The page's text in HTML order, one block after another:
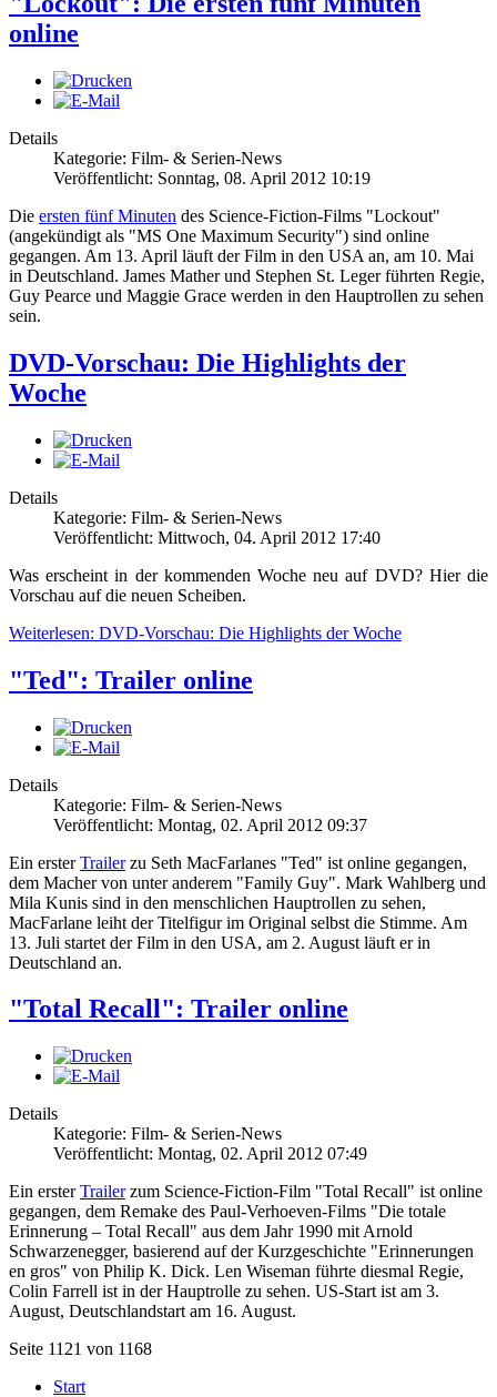
online
Details
Kategorie: Film- & Serien-News
Veröffentlicht: Sonntag, 08. April 2012 10:19
Die ersten fünf Minuten des Science-Fiction-Films "Lockout"
(angekündigt als "MS One Maximum Security") sind online
gegangen. Am 13. April läuft der Film in den USA an, am 10. Mai
in Deutschland. James Mather und Stephen St. Leger führten Regie,
Guy Pearce und Maggie Grace werden in den Hauptrollen zu sehen
sein.
DVD-Vorschau: Die Highlights der
Woche
Details
Kategorie: Film- & Serien-News
Veröffentlicht: Mittwoch, 04. April 2012 17:40
Was erscheint in der kommenden Woche neu auf DVD? Hier die
Vorschau auf die neuen Scheiben.
Weiterlesen: DVD-Vorschau: Die Highlights der Woche
"Ted": Trailer online
Details
Kategorie: Film- & Serien-News
Veröffentlicht: Montag, 02. April 2012 09:37
Ein ersterTrailerzu Seth MacFarlanes "Ted" ist online gegangen,
dem Macher von unter anderem "Family Guy". Mark Wahlberg und
Mila Kunis sind in den menschlichen Hauptrollen zu sehen,
MacFarlane leiht der Titelfigur im Original selbst die Stimme. Am
13. Juli startet der Film in den USA, am 2. August läuft er in
Deutschland an.
"Total Recall": Trailer online
Details
Kategorie: Film- & Serien-News
Veröffentlicht: Montag, 02. April 2012 07:49
Ein ersterTrailerzum Science-Fiction-Film "Total Recall" ist online
gegangen, dem Remake des Paul-Verhoeven-Films "Die totale
Erinnerung – Total Recall" aus dem Jahr 1990 mit Arnold
Schwarzenegger, basierend auf der Kurzgeschichte "Erinnerungen
en gros" von Philip K. Dick. Len Wiseman führte diesmal Regie,
Colin Farrell ist in der Hauptrolle zu sehen. US-Start ist am 3.
August, Deutschlandstart am 16. August.
Seite 1121 von 1168
Start